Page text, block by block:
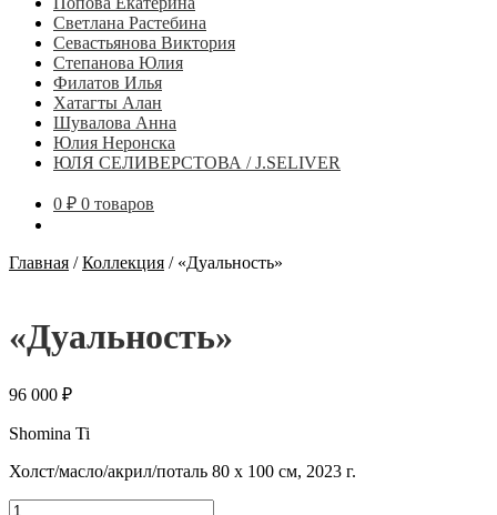
Светлана Растебина
Севастьянова Виктория
Степанова Юлия
Филатов Илья
Хатагты Алан
Шувалова Анна
Юлия Неронска
ЮЛЯ СЕЛИВЕРСТОВА / J.SELIVER
0 ₽ 0 товаров
Главная /Коллекция / «Дуальность»
«Дуальность»
96 000 ₽
Shomina Ti
Холст/масло/акрил/поталь 80 х 100 см, 2023 г.
Количество